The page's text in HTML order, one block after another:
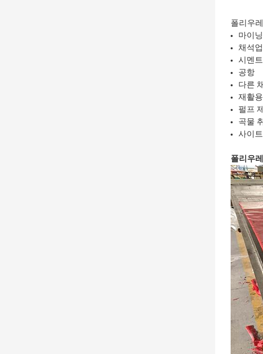
폴리우
마이
채석업
시멘트
공항
다른
재활
펄프
곡물
사이
폴리우